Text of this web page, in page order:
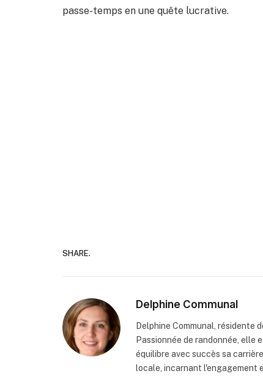
passe-temps en une quête lucrative.
SHARE.
Delphine Communal
Delphine Communal, résidente
Passionnée de randonnée, elle
équilibre avec succès sa
locale, incarnant l'engagement